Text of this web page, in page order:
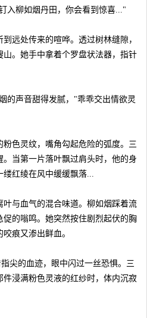
柳如烟丹田，你会看到惊喜..."
处传来的喧哗。透过树林缝隙，
。她手中拿着个罗盘状法器，指针
声音甜得发腻，"乖乖交出情欲灵
色灵纹，嘴角勾起危险的弧度。三
。当第一片落叶飘过肩头时，他的身
红绫在风中缓缓飘落...
与血气的混合味道。柳如烟踩着流
的嗡鸣。她突然按住剧烈起伏的胸
痕又渗出鲜血。
的血迹，眼中闪过一丝恐惧。三
浸满粉色灵液的红纱时，体内沉寂